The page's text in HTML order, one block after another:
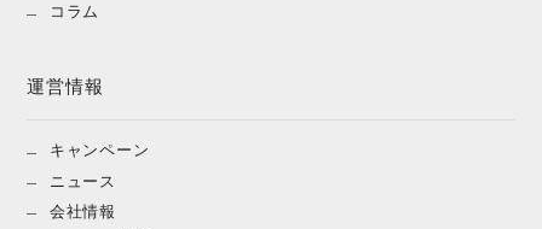
コラム
運営情報
キャンペーン
ニュース
会社情報